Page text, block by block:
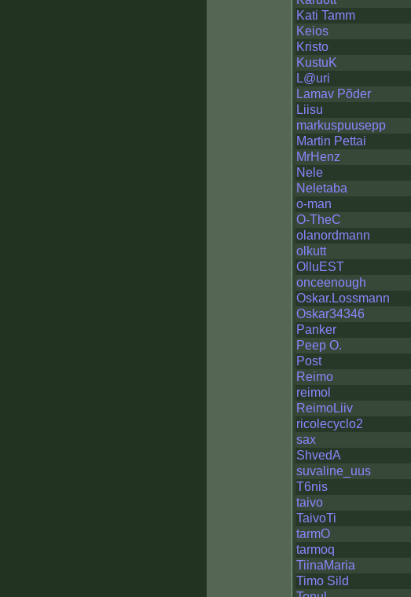
Kati Tamm
Keios
Kristo
KustuK
L@uri
Lamav Põder
Liisu
markuspuusepp
Martin Pettai
MrHenz
Nele
Neletaba
o-man
O-TheC
olanordmann
olkutt
OlluEST
onceenough
Oskar.Lossmann
Oskar34346
Panker
Peep O.
Post
Reimo
reimol
ReimoLiiv
ricolecyclo2
sax
ShvedA
suvaline_uus
T6nis
taivo
TaivoTi
tarmO
tarmoq
TiinaMaria
Timo Sild